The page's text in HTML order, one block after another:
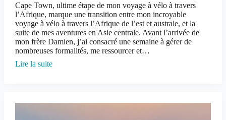
Cape Town, ultime étape de mon voyage à vélo à travers
l’Afrique, marque une transition entre mon incroyable
voyage à vélo à travers l’Afrique de l’est et australe, et la
suite de mes aventures en Asie centrale. Avant l’arrivée de
mon frère Damien, j’ai consacré une semaine à gérer de
nombreuses formalités, me ressourcer et…
Lire la suite